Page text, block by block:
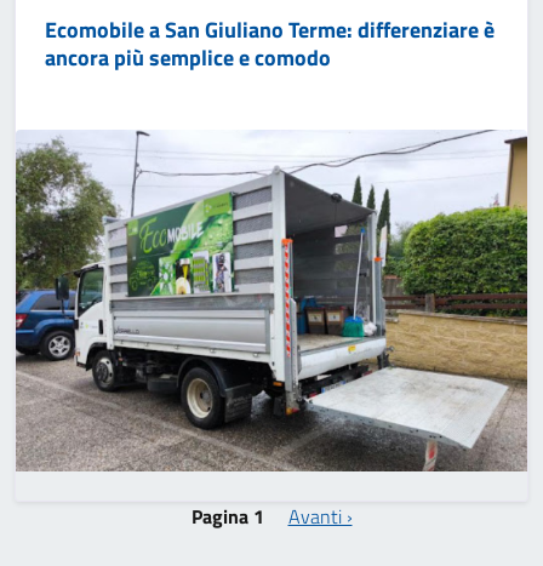
Ecomobile a San Giuliano Terme: differenziare è
ancora più semplice e comodo
Pagina 1 Pagina successiva
Avanti ›